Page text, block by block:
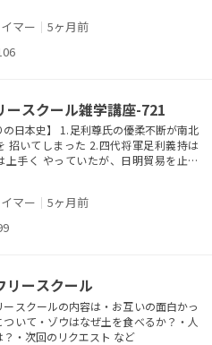
るを知るとは欲望のデッドラインを引
そのラインは自分を知ることである ・
「知足」を超えたところに存在する 3.
マー ｜ 5ヶ月前
ースクール雑学講座-721
の日本史】 1.足利尊氏の優柔不断が南北
招いてしまった 2.四代将軍足利義持は
上手く やっていたが、日明貿易を止め
あったが、追撃を自分でせず、機会を
に信玄、義昭、顕如らによる 信長包囲
も兵を動かさず、 最後は部下に見捨てら
マー ｜ 5ヶ月前
リースクール
ースクールの内容は・お互いの面白かっ
ついて・ゾウはなぜ土を食べるか？・人
？・次回のリクエスト など